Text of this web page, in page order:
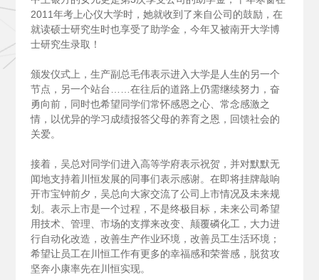
2011年考上心仪大学时，她就收到了来自公司的鼓励，在
就读硕士研究生时也享受了助学金，今年又被南开大学博
士研究生录取！
颁发仪式上，生产副总毛伟表示进入大学是人生的另一个
节点，另一个站台……在往后的道路上仍需继续努力，奋
勇向前，同时也希望同学们常怀感恩之心、常念感激之
情，以优异的学习成绩报答父母的养育之恩，回馈社会的
关爱。
接着，吴总对同学们进入高等学府表示祝贺，并对默默无
闻地支持着川恒发展的同事们表示感谢。在即将挂牌敲响
开市宝钟前夕，吴总向大家交流了公司上市情况及未来规
划。表示上市是一个过程，不是终极目标，未来公司希望
用技术、管理、市场的支撑来改变、颠覆磷化工，大力进
行自动化改造，改善生产作业环境，改善员工生活环境；
希望让员工在川恒工作有更多的幸福感和荣誉感，脱贫攻
坚奔小康率先在川恒实现。